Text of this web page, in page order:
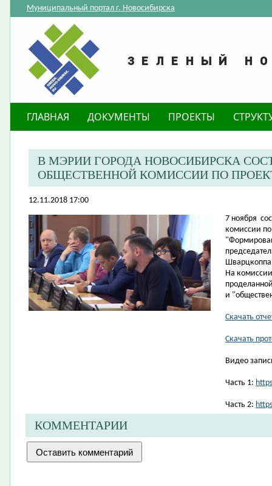
Муниципальный портал г. Новосибирска
ГЛАВНАЯ ДОКУМЕНТЫ ПРОЕКТЫ
В МЭРИИ ГОРОДА НОВОСИБИРСКА
ОБЩЕСТВЕННОЙ КОМИССИИ ПО
12.11.2018 17:00
7 ноября
комиссии по
На
и
Скачать
Скачать
Видео
Часть 1:
Часть 2:
КОММЕНТАРИИ